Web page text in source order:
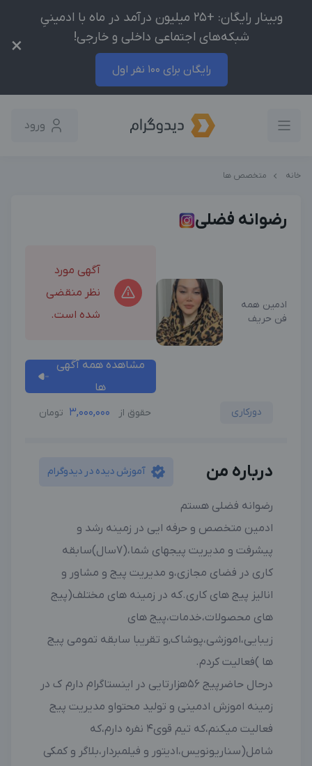
وبینار رایگان: +25 میلیون درآمد در ماه با ادمینیِ
شبکه‌های اجتماعی داخلی و خارجی!
رایگان برای 100 نفر اول
×
ورود
خانه متخصص ها
رضوانه فضلی
ادمین همه
فن حریف
آگهی مورد
نظر منقضی
شده است.
مشاهده همه آگهی
ها
دورکاری حقوق از 3,000,000 تومان
درباره من آموزش دیده در دیدوگرام
رضوانه فضلی هستم
ادمین متخصص و حرفه ایی در زمینه رشد و
پیشرفت و مدیریت پیجهای شما،(۷سال)سابقه
کاری در فضای مجازی،و مدیریت پیج و مشاور و
انالیز پیج های کاری.که در زمینه های مختلف(پیج
های محصولات،خدمات،پیج های
زیبایی،اموزشی،پوشاک,و تقریبا سابقه تمومی پیج
ها )فعالیت کردم.
درحال حاضرپیج ۵۶هزارتایی در اینستاگرام دارم ک در
زمینه اموزش ادمینی و تولید محتواو مدیریت پیج
فعالیت میکنم،که تیم قوی۴ نفره دارم،که
شامل(سناریونویس،ادیتور و فیلمبردار،بلاگر و کمکی